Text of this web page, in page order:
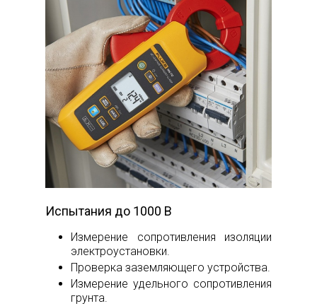
Испытания до 1000 В
Измерение сопротивления изоляции
электроустановки.
Проверка заземляющего устройства.
Измерение удельного сопротивления
грунта.